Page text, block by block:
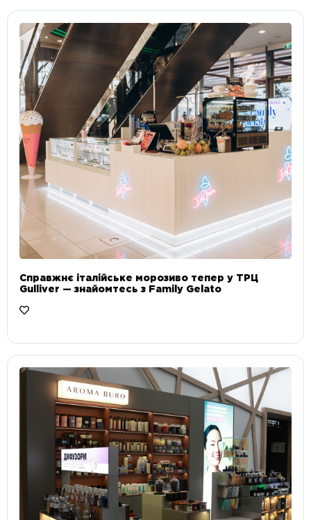
Справжнє італійське морозиво тепер у ТРЦ
Gulliver — знайомтесь з Family Gelato